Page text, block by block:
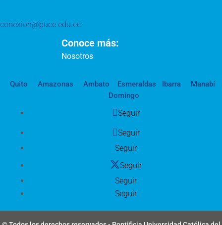
conexion@puce.edu.ec
Conoce más:
Nosotros
Quito Amazonas Ambato Esmeraldas Ibarra
Manabí
Domingo
Seguir
Seguir
Seguir
Seguir
Seguir
Seguir